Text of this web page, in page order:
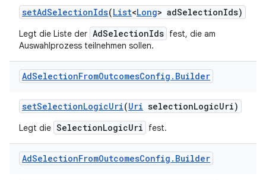
setAdSelectionIds(List<Long> adSelectionIds)
Legt die Liste der AdSelectionIds fest, die am
Auswahlprozess teilnehmen sollen.
AdSelectionFromOutcomesConfig . Builder
setSelectionLogicUri(Uri selectionLogicUri)
Legt die SelectionLogicUri fest.
AdSelectionFromOutcomesConfig . Builder